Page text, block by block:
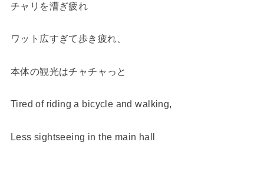
チャリを漕ぎ疲れ
ワット広すぎて歩き疲れ、
本体の観光はチャチャっと
Tired of riding a bicycle and walking,
Less sightseeing in the main hall